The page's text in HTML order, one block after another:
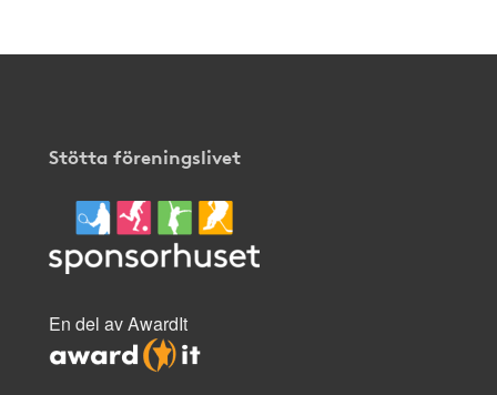
Stötta föreningslivet
En del av AwardIt